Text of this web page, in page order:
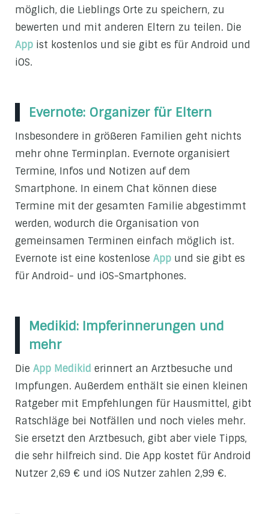
möglich, die Lieblings Orte zu speichern, zu
bewerten und mit anderen Eltern zu teilen. Die
App ist kostenlos und sie gibt es für Android und
iOS.
Evernote: Organizer für Eltern
Insbesondere in größeren Familien geht nichts
mehr ohne Terminplan. Evernote organisiert
Termine, Infos und Notizen auf dem
Smartphone. In einem Chat können diese
Termine mit der gesamten Familie abgestimmt
werden, wodurch die Organisation von
gemeinsamen Terminen einfach möglich ist.
Evernote ist eine kostenlose App und sie gibt es
für Android- und iOS-Smartphones.
Medikid: Impferinnerungen und
mehr
Die App Medikid erinnert an Arztbesuche und
Impfungen. Außerdem enthält sie einen kleinen
Ratgeber mit Empfehlungen für Hausmittel, gibt
Ratschläge bei Notfällen und noch vieles mehr.
Sie ersetzt den Arztbesuch, gibt aber viele Tipps,
die sehr hilfreich sind. Die App kostet für Android
Nutzer 2,69 € und iOS Nutzer zahlen 2,99 €.